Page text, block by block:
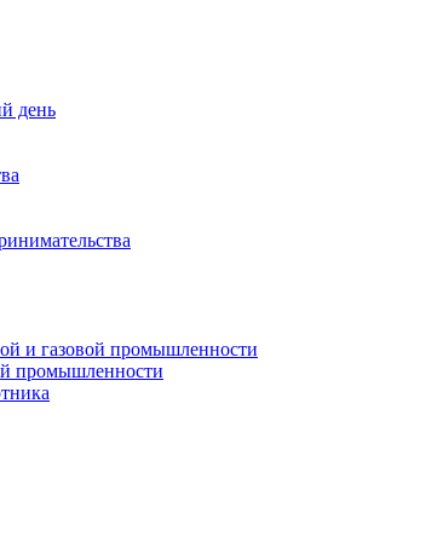
день
и газовой промышленности
промышленности